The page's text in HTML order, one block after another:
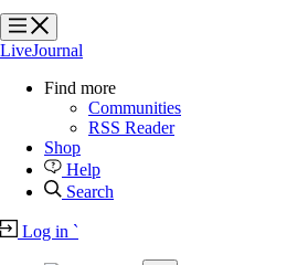
?
?
LiveJournal
Find more
Communities
RSS Reader
Shop
Help
Search
Log in `